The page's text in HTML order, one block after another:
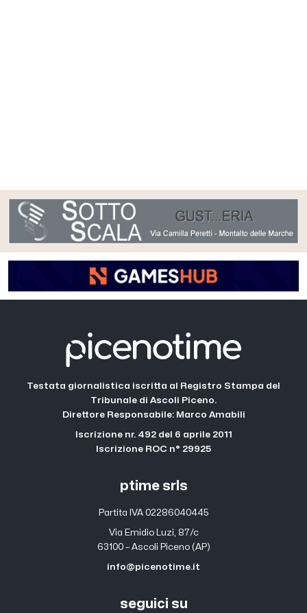
Testata giornalistica iscritta al Registro Stampa del
Tribunale di Ascoli Piceno.
Direttore Responsabile: Marco Amabili
Iscrizione nr. 492 del 6 aprile 2011
Iscrizione ROC n° 29925
ptime srls
Partita IVA 02286040445
Via Emidio Luzi, 87/c
63100 – Ascoli Piceno (AP)
info@picenotime.it
seguici su